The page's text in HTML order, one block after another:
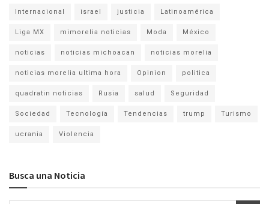
Internacional israel justicia Latinoamérica
Liga MX mimorelia noticias Moda México
noticias noticias michoacan noticias morelia
noticias morelia ultima hora Opinion politica
quadratin noticias Rusia salud Seguridad
Sociedad Tecnología Tendencias trump Turismo
ucrania Violencia
Busca una Noticia